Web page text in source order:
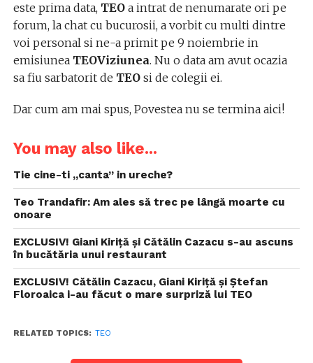
este prima data, TEOa intrat de nenumarate ori pe
forum, la chat cu bucurosii, a vorbit cu multi dintre
voi personal si ne-a primit pe 9 noiembrie in
emisiunea TEOViziunea. Nu o data am avut ocazia
sa fiu sarbatorit de TEOsi de colegii ei.
Dar cum am mai spus, Povestea nu se termina aici!
You may also like...
Tie cine-ti „canta” in ureche?
Teo Trandafir: Am ales să trec pe lângă moarte cu
onoare
EXCLUSIV! Giani Kiriță și Cătălin Cazacu s-au ascuns
în bucătăria unui restaurant
EXCLUSIV! Cătălin Cazacu, Giani Kiriță și Ștefan
Floroaica i-au făcut o mare surpriză lui TEO
RELATED TOPICS: TEO